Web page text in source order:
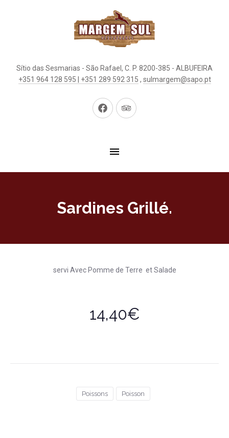
Sítio das Sesmarias - São Rafael, C. P. 8200-385 - ALBUFEIRA
+351 964 128 595 | +351 289 592 315 , sulmargem@sapo.pt
New
New
Sardines Grillé.
servi Avec Pomme de Terre et Salade
14,40€
Poissons Poisson